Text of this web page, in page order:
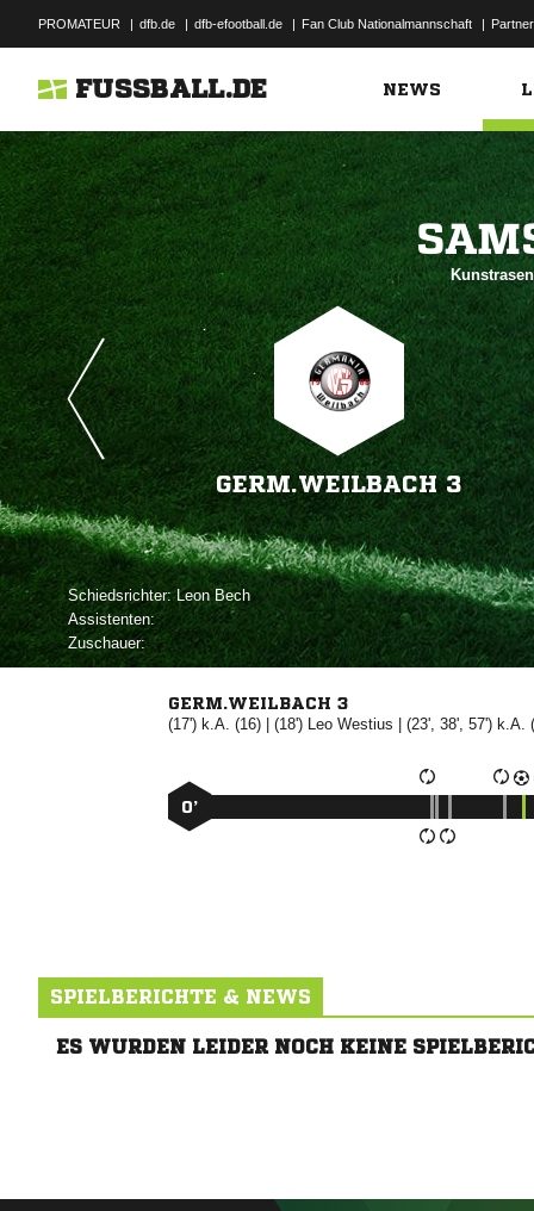
PROMATEUR | dfb.de | dfb-efootball.de | Fan Club Nationalmannschaft | Partner
FUSSBALL.DE NEWS
GERM.WEILBACH 3
Schiedsrichter: 
Assistenten:
Zuschauer:
GERM.WEILBACH 3
(17') k.A. (16) | (18')  | (23', 38', 57') k.A.
0’
SPIELBERICHTE & NEWS
ES WURDEN LEIDER NOCH KEINE